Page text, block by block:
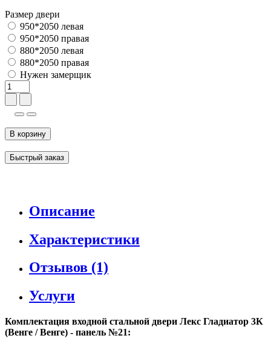
Размер двери
950*2050 левая
950*2050 правая
880*2050 левая
880*2050 правая
Нужен замерщик
В корзину
Быстрый заказ
Описание
Характеристики
Отзывов (1)
Услуги
Комплектация входной стальной двери Лекс Гладиатор 3К
(Венге / Венге) - панель №21: